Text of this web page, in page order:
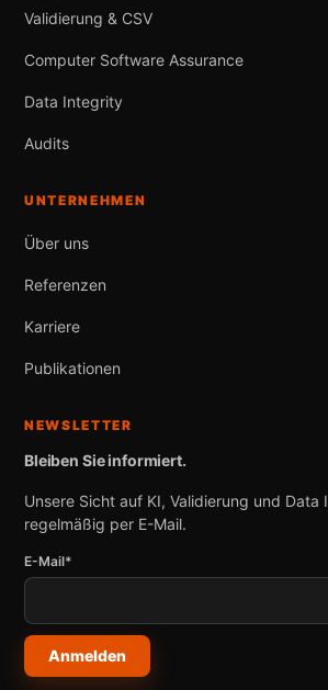
Validierung & CSV
Computer Software Assurance
Data Integrity
Audits
UNTERNEHMEN
Über uns
Referenzen
Karriere
Publikationen
NEWSLETTER
Bleiben Sie informiert.
Unsere Sicht auf KI, Validierung und Data
regelmäßig per E-Mail.
E-Mail*
Anmelden